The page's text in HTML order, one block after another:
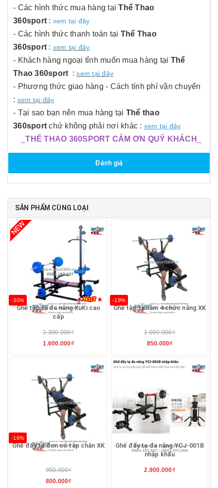
- Các hình thức mua hàng tạiThể Thao
360sport : xem tại đây
- Các hình thức thanh toán tại Thể Thao
360sport : xem tại đây
- Khách hàng ngoại tỉnh muốn mua hàng tại Thể
Thao 360sport :xem tại đây
- Phương thức giao hàng - Cách tính phí vận chuyển
: xem tại đây
- Tại sao bạn nên mua hàng tại Thể thao
360sport chứ không phải nơi khác : xem tại đây
_THỂ THAO 360SPORT CẢM ƠN QUÝ KHÁCH
Đánh giá
SẢN PHẨM CÙNG LOẠI
-30%
Ghế tập tạ đa năng XuKi cao
cấp
2.300.000₫
1.600.000₫
-19%
Ghế tập tạ nằm 4 chức năng XK
1.050.000₫
850.000₫
-16%
Ghế đẩy tạ đơn có tập chân XK
950.000₫
800.000₫
Ghế đẩy tạ đa năng YCJ-001B
nhập khẩu
2.900.000₫